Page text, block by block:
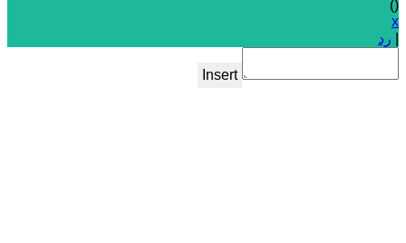
Insert